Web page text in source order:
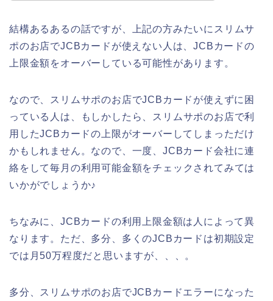
結構あるあるの話ですが、上記の方みたいにスリムサ
ポのお店でJCBカードが使えない人は、JCBカードの
上限金額をオーバーしている可能性があります。
なので、スリムサポのお店でJCBカードが使えずに困
っている人は、もしかしたら、スリムサポのお店で利
用したJCBカードの上限がオーバーしてしまっただけ
かもしれません。なので、一度、JCBカード会社に連
絡をして毎月の利用可能金額をチェックされてみては
いかがでしょうか♪
ちなみに、JCBカードの利用上限金額は人によって異
なります。ただ、多分、多くのJCBカードは初期設定
では月50万程度だと思いますが、、、。
多分、スリムサポのお店でJCBカードエラーになった